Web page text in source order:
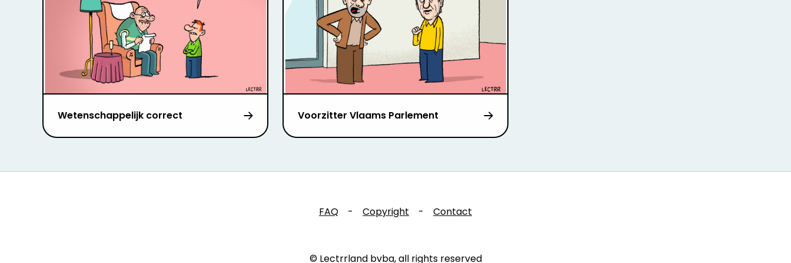
Wetenschappelijk correct Voorzitter Vlaams Parlement
FAQ - Copyright - Contact
© Lectrrland bvba, all rights reserved